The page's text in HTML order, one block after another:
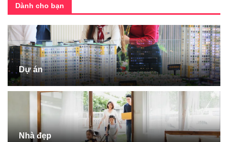
Dành cho bạn
Dự án
Nhà đẹp